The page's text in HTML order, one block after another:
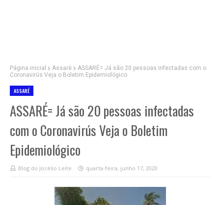
Página inicial Assaré
ASSARÉ= Já são 20 pessoas infectadas com o
Coronavirús Veja o Boletim Epidemiológico
ASSARÉ
ASSARÉ= Já são 20 pessoas infectadas
com o Coronavirús Veja o Boletim
Epidemiológico
Blog do Jocélio Leite quarta-feira, junho 17, 2020